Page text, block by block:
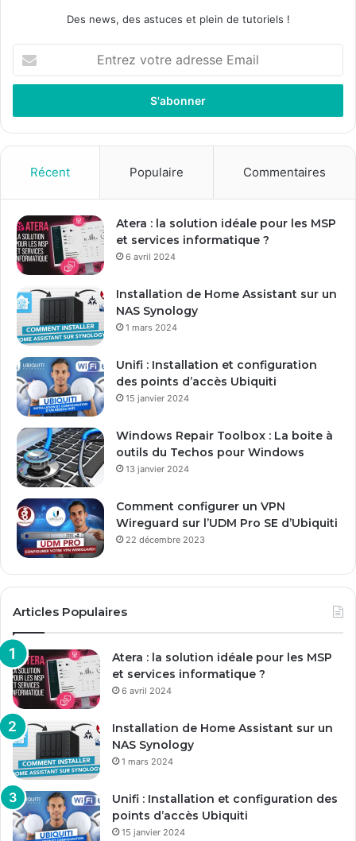
Des news, des astuces et plein de tutoriels !
t
e
z
r
e
a
d
s
e
m
a
Récent Populaire Commentaires
Atera : la solution idéale pour les MSP
et services informatique ?
6 avril 2024
Installation de Home Assistant sur un
NAS Synology
1 mars 2024
Unifi : Installation et configuration
des points d’accès Ubiquiti
15 janvier 2024
Windows Repair Toolbox : La boite à
outils du Techos pour Windows
13 janvier 2024
Comment configurer un VPN
Wireguard sur l’UDM Pro SE d’Ubiquiti
22 décembre 2023
Articles Populaires
Atera : la solution idéale pour les MSP
et services informatique ?
6 avril 2024
Installation de Home Assistant sur un
NAS Synology
1 mars 2024
Unifi : Installation et configuration des
points d’accès Ubiquiti
15 janvier 2024